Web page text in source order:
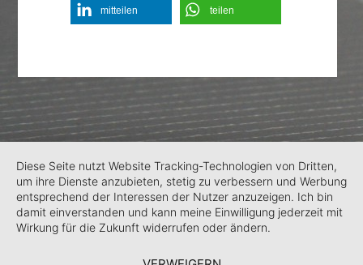
mitteilen teilen
Diese Seite nutzt Website Tracking-Technologien von Dritten,
um ihre Dienste anzubieten, stetig zu verbessern und Werbung
entsprechend der Interessen der Nutzer anzuzeigen. Ich bin
damit einverstanden und kann meine Einwilligung jederzeit mit
Wirkung für die Zukunft widerrufen oder ändern.